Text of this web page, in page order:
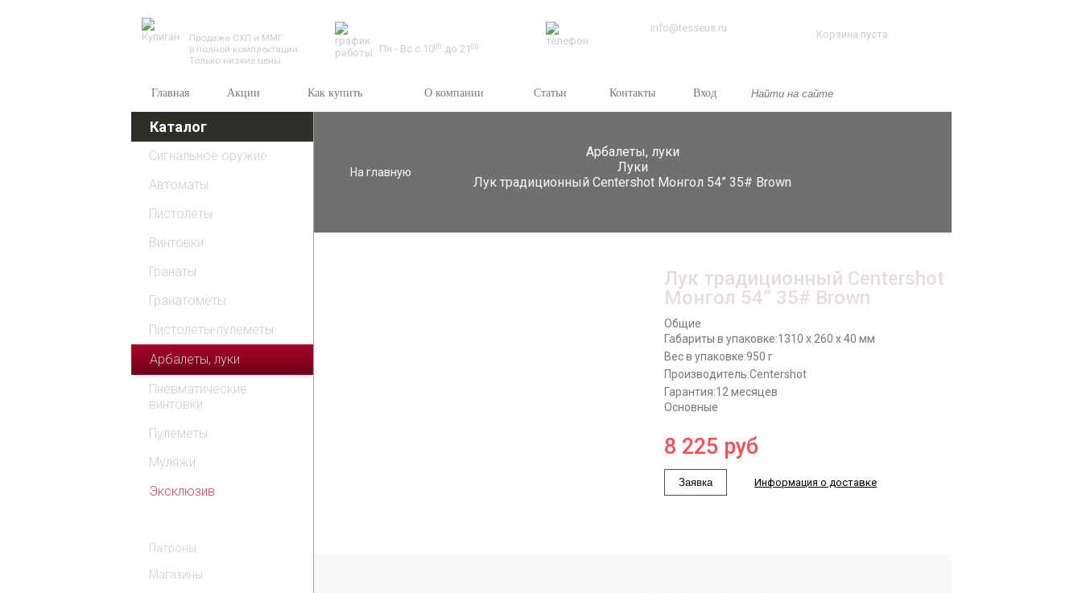
Продажа СХП и ММГ
в полной комплектации.
Только низкие цены
Пн - Вс с 1000 до 21 00
info@tesseus.ru
Корзина пуста
Главная Акции Как купить О компании Статьи Контакты Вход
Арбалеты, луки
Луки
Лук традиционный Centershot Монгол 54” 35# Brown
На главную
Лук традиционный Centershot
Монгол 54” 35# Brown
Общие
Габариты в упаковке:1310 x 260 x 40 мм
Вес в упаковке:950 г
Производитель:Centershot
Гарантия:12 месяцев
Основные
8 225 руб
Заявка Информация о доставке
Каталог
Сигнальное оружие
Автоматы
Пистолеты
Винтовки
Гранаты
Гранатомёты
Пистолеты-пулеметы
Арбалеты, луки
Пневматические
винтовки
Пулеметы
Муляжи
Эксклюзив
Патроны
Магазины